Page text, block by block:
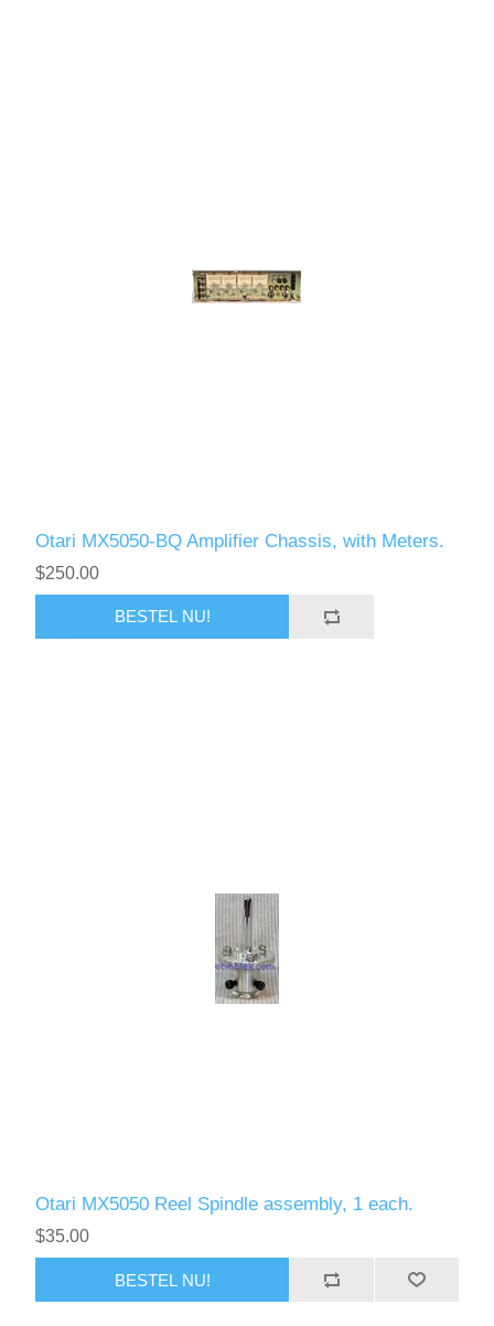
Otari MX5050-BQ Amplifier Chassis, with Meters.
$250.00
BESTEL NU!
Otari MX5050 Reel Spindle assembly, 1 each.
$35.00
BESTEL NU!